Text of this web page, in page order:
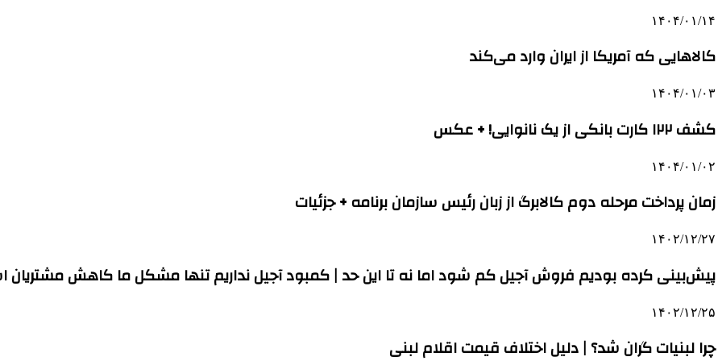
۱۴۰۴/۰۱/۱۴
کالاهایی که آمریکا از ایران وارد می‌کند
۱۴۰۴/۰۱/۰۳
کشف ۱۲۲ کارت بانکی از یک نانوایی! + عکس
۱۴۰۴/۰۱/۰۲
زمان پرداخت مرحله دوم کالابرگ از زبان رئیس سازمان برنامه‌ + جزئیات
۱۴۰۲/۱۲/۲۷
پیش‌بینی کرده بودیم فروش آجیل کم شود اما نه تا این حد | کمبود آجیل نداریم تنها مشکل ما کاهش
۱۴۰۲/۱۲/۲۵
چرا لبنیات گران شد؟ | دلیل اختلاف قیمت اقلام لبنی